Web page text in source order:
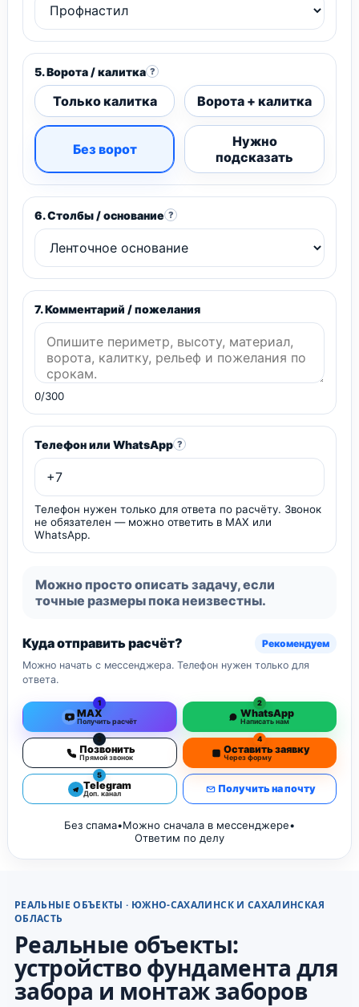
5. Ворота / калитка ?
Только калитка Ворота + калитка
Без ворот
Нужно
подсказать
6. Столбы / основание ?
7. Комментарий / пожелания
0/300
Телефон или WhatsApp ?
Телефон нужен только для ответа по расчёту. Звонок
не обязателен — можно ответить в MAX или
WhatsApp.
Можно просто описать задачу, если
точные размеры пока неизвестны.
Куда отправить расчёт?
Рекомендуем
Можно начать с мессенджера. Телефон нужен только для
ответа.
1
MAX
Получить расчёт
2
WhatsApp
Написать нам
3
Позвонить
Прямой звонок
4
Оставить заявку
Через форму
5
Telegram
Доп. канал Получить на почту
Без спама•Можно сначала в мессенджере•
Ответим по делу
РЕАЛЬНЫЕ ОБЪЕКТЫ · ЮЖНО-САХАЛИНСК И САХАЛИНСКАЯ
ОБЛАСТЬ
Реальные объекты:
устройство фундамента для
забора и монтаж заборов